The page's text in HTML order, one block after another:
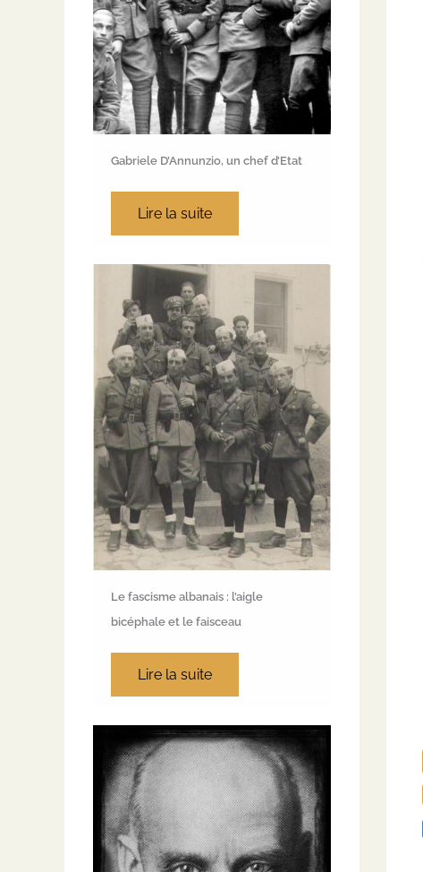
Gabriele D’Annunzio, un chef d’Etat
Lire la suite
Le fascisme albanais : l’aigle
bicéphale et le faisceau
Lire la suite